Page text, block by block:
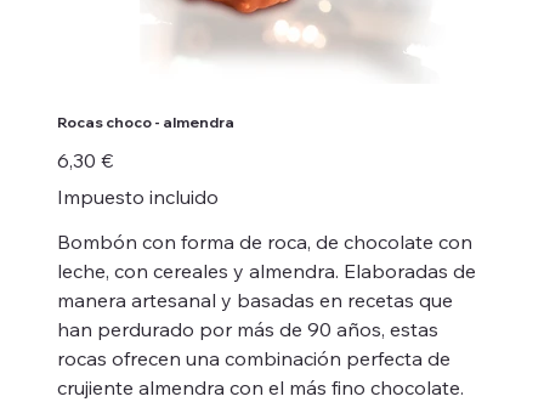
Rocas choco - almendra
Precio
6,30 €
Impuesto incluido
Bombón con forma de roca, de chocolate con
leche, con cereales y almendra. Elaboradas de
manera artesanal y basadas en recetas que
han perdurado por más de 90 años, estas
rocas ofrecen una combinación perfecta de
crujiente almendra con el más fino chocolate.